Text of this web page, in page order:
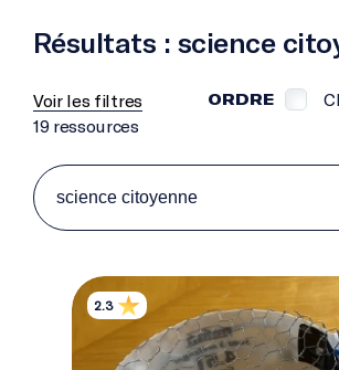
Résultats : science
Voir les filtres ORDRE
19 ressources
Les plastiques à
2.3